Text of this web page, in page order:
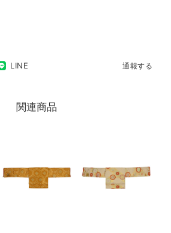
LINE 通報する
関連商品